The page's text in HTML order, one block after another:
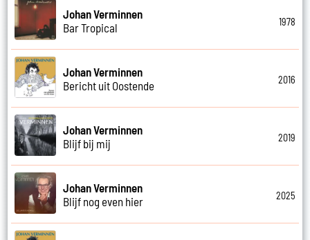
Johan Verminnen
Bar Tropical
1978
Johan Verminnen
Bericht uit Oostende
2016
Johan Verminnen
Blijf bij mij
2019
Johan Verminnen
Blijf nog even hier
2025